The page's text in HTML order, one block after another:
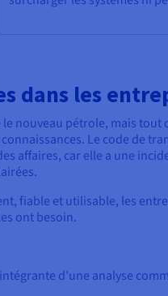
dans les
nouveau pétrole, mais
Le code de
affaires, car elle a une
fiable et utilisable, les
ont besoin.
d’une analyse